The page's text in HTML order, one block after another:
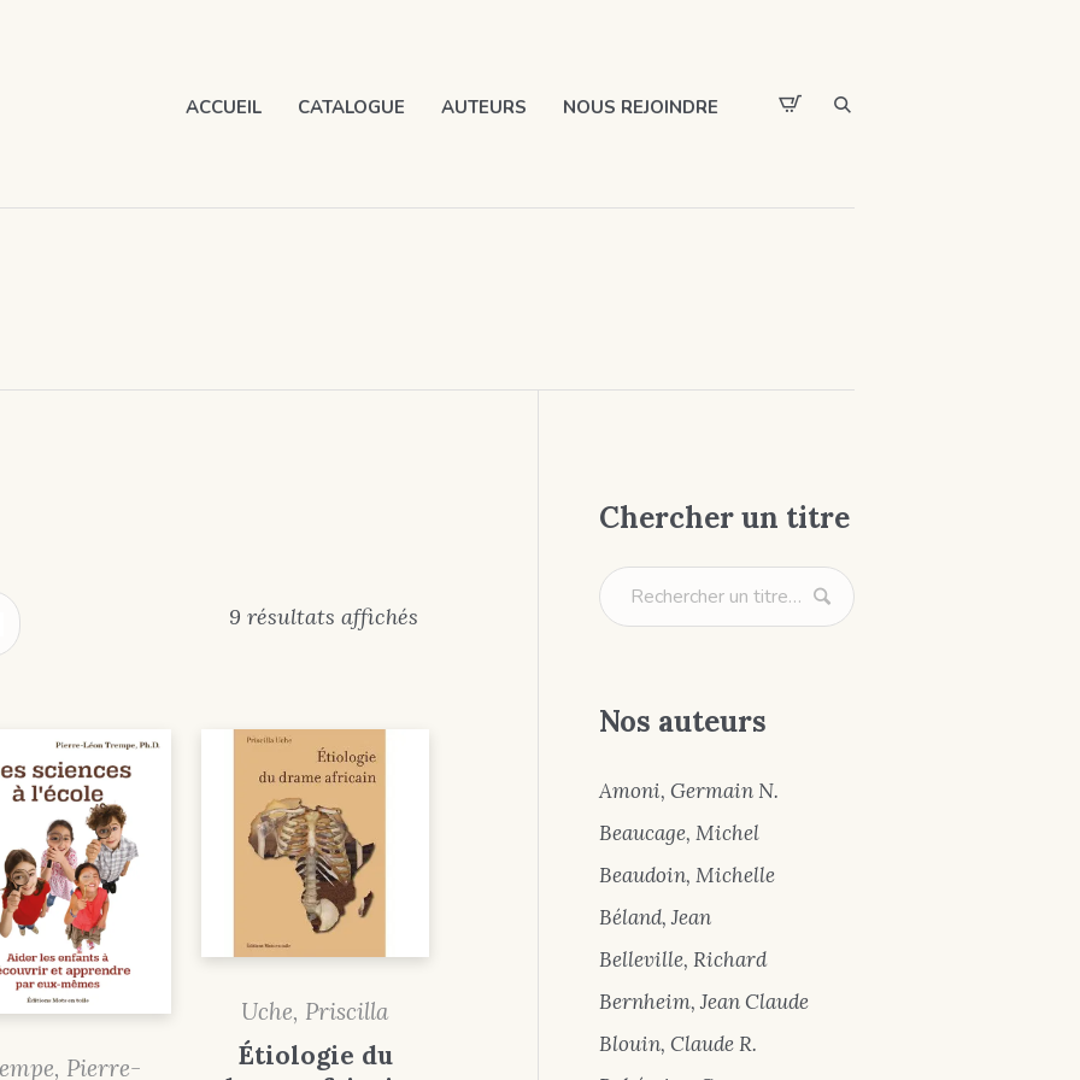
ACCUEIL CATALOGUE AUTEURS NOUS REJOINDRE
9 résultats affichés
Pierre-
Uche, Priscilla
Étiologie du
Chercher un titre
Nos auteurs
Amoni, Germain N.
Beaucage, Michel
Beaudoin, Michelle
Béland, Jean
Belleville, Richard
Bernheim, Jean Claude
Blouin, Claude R.